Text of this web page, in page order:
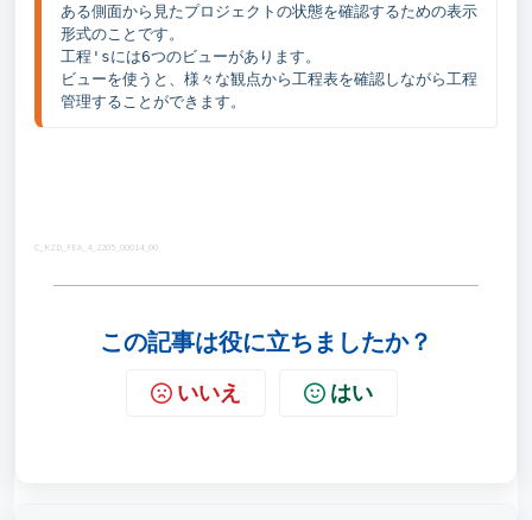
ある側面から見たプロジェクトの状態を確認するための表示
形式のことです。
工程'sには6つのビューがあります。
ビューを使うと、様々な観点から工程表を確認しながら工程
管理することができます。
C_KZD_FEA_4_2205_00014_00
この記事は役に立ちましたか？
いいえ はい